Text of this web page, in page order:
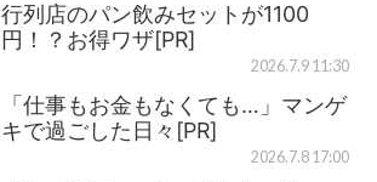
行列店のパン飲みセットが1100
円！？お得ワザ[PR]
2026.7.9 11:30
「仕事もお金もなくても…」マンゲ
キで過ごした日々[PR]
2026.7.8 17:00